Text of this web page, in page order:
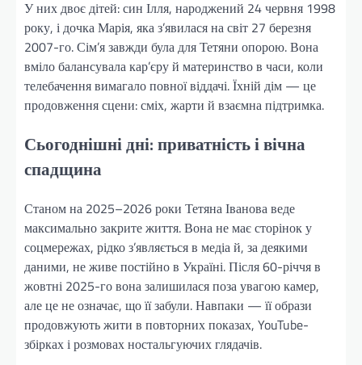
У них двоє дітей: син Ілля, народжений 24 червня 1998
року, і дочка Марія, яка з’явилася на світ 27 березня
2007-го. Сім’я завжди була для Тетяни опорою. Вона
вміло балансувала кар’єру й материнство в часи, коли
телебачення вимагало повної віддачі. Їхній дім — це
продовження сцени: сміх, жарти й взаємна підтримка.
Сьогоднішні дні: приватність і вічна
спадщина
Станом на 2025–2026 роки Тетяна Іванова веде
максимально закрите життя. Вона не має сторінок у
соцмережах, рідко з’являється в медіа й, за деякими
даними, не живе постійно в Україні. Після 60-річчя в
жовтні 2025-го вона залишилася поза увагою камер,
але це не означає, що її забули. Навпаки — її образи
продовжують жити в повторних показах, YouTube-
збірках і розмовах ностальгуючих глядачів.